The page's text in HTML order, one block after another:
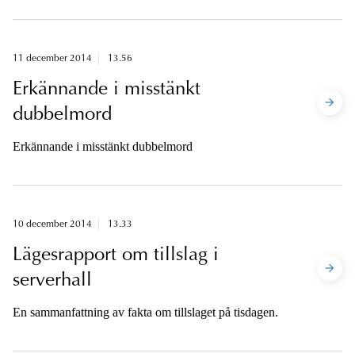
11 december 2014 13.56
Erkännande i misstänkt
dubbelmord
Erkännande i misstänkt dubbelmord
10 december 2014 13.33
Lägesrapport om tillslag i
serverhall
En sammanfattning av fakta om tillslaget på tisdagen.